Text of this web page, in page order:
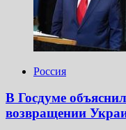
Россия
В Госдуме
возвращении